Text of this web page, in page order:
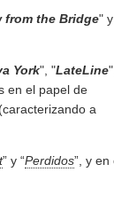
from the Bridge" y
York", "LateLine",
en el papel de
a
” y “Perdidos”, y en